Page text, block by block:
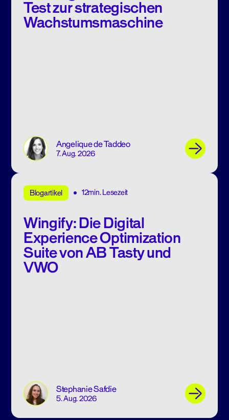
Test zur strategischen
Wachstumsmaschine
Angelique de Taddeo
7. Aug. 2026
Blogartikel 12min. Lesezeit
Wingify: Die Digital
Experience Optimization
Suite von AB Tasty und
VWO
Stephanie Safdie
5. Aug. 2026